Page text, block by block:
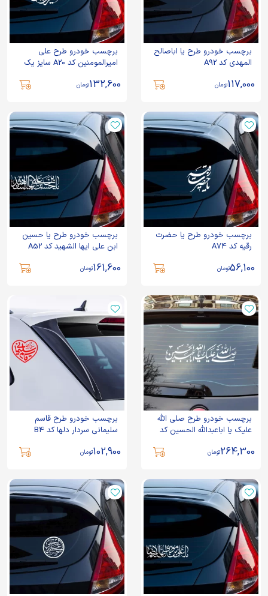
برچسب خودرو طرح یا اباصالح
المهدی کد A92
117,000تومان
برچسب خودرو طرح علی
امیرالمومنین کد A20 سایز یک
132,600تومان
برچسب خودرو طرح یا حضرت
رقیه کد A74
56,100تومان
برچسب خودرو طرح یا حسین
ابن علی ایها الشهید کد A52
161,600تومان
برچسب خودرو طرح صلی الله
علیک یا اباعبدالله الحسین کد
264,300تومان
برچسب خودرو طرح قاسم
سلیمانی سردار دلها کد B4
102,900تومان